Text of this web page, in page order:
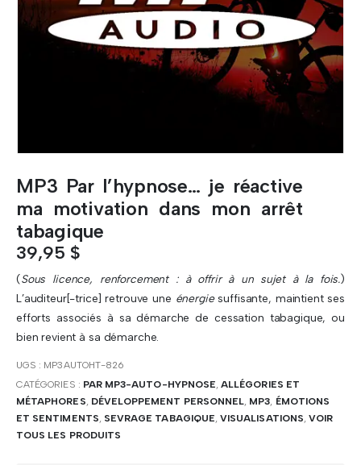
MP3 Par l’hypnose… je réactive
ma motivation dans mon arrêt
tabagique
39,95 $
(Sous licence, renforcement : à offrir à un sujet à la fois.)
L’auditeur[-trice] retrouve une énergiesuffisante, maintient ses
efforts associés à sa démarche de cessation tabagique, ou
bien revient à sa démarche.
UGS : MP3AUTOHT-826
CATÉGORIES : PAR MP3-AUTO-HYPNOSE,ALLÉGORIES ET
MÉTAPHORES, DÉVELOPPEMENT PERSONNEL, MP3, ÉMOTIONS
ET SENTIMENTS, SEVRAGE TABAGIQUE,VISUALISATIONS,VOIR
TOUS LES PRODUITS